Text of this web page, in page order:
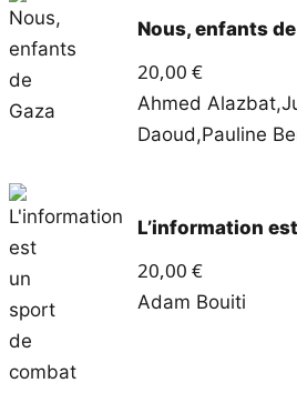
Nous, enfants
20,00 €
Ahmed Alazbat,
Daoud,Pauline
L’information
20,00 €
Adam Bouiti